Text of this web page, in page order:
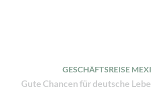
GESCHÄFTSREISE
Gute Chancen für deutsche